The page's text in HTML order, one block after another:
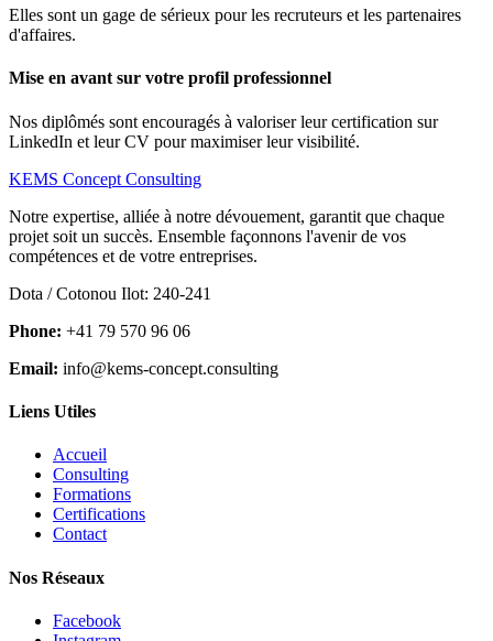
Elles sont un gage de sérieux pour les recruteurs et les partenaires
d'affaires.
Mise en avant sur votre profil professionnel
Nos diplômés sont encouragés à valoriser leur certification sur
LinkedIn et leur CV pour maximiser leur visibilité.
KEMS Concept Consulting
Notre expertise, alliée à notre dévouement, garantit que chaque
projet soit un succès. Ensemble façonnons l'avenir de vos
compétences et de votre entreprises.
Dota / Cotonou Ilot: 240-241
Phone: +41 79 570 96 06
Email: info@kems-concept.consulting
Liens Utiles
Accueil
Consulting
Formations
Certifications
Contact
Nos Réseaux
Facebook